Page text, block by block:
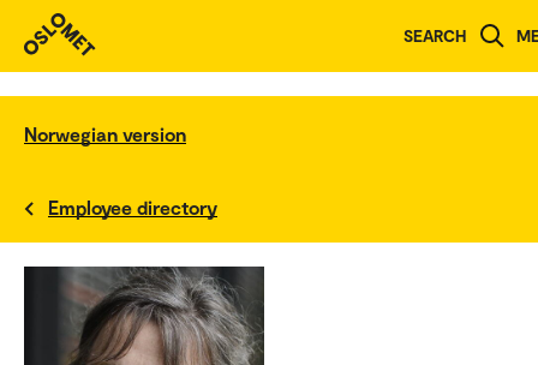
SEARCH
Norwegian version
Employee directory